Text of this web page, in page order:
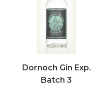
Dornoch Gin Exp.
Batch 3